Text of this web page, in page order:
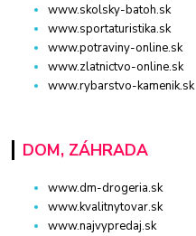
www.skolsky-batoh.sk
www.sportaturistika.sk
www.potraviny-online.sk
www.zlatnictvo-online.sk
www.rybarstvo-kamenik.sk
DOM, ZÁHRADA
www.dm-drogeria.sk
www.kvalitnytovar.sk
www.najvypredaj.sk